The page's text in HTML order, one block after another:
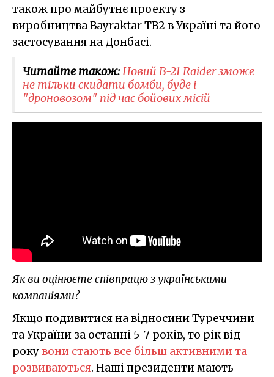
також про майбутнє проекту з
виробництва Bayraktar TB2 в Україні та його
застосування на Донбасі.
Читайте також:Новий B-21 Raider зможе
не тільки скидати бомби, буде і
"дроновозом" під час бойових місій
Як ви оцінюєте співпрацю з українськими
компаніями?
Якщо подивитися на відносини Туреччини
та України за останні 5-7 років, то рік від
рокувони стають все більш активними та
розвиваються. Наші президенти мають